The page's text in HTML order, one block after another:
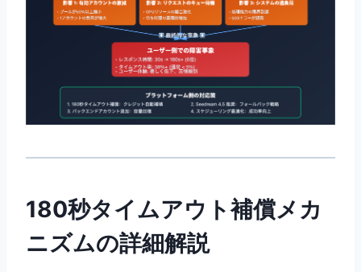
180秒タイムアウト補償メカ
ニズムの詳細解説